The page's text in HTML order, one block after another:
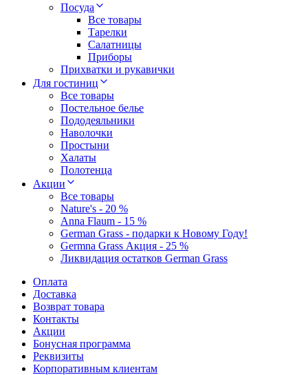
Посуда
Все товары
Тарелки
Салатницы
Приборы
Прихватки и рукавички
Для гостиниц
Все товары
Постельное белье
Пододеяльники
Наволочки
Простыни
Халаты
Полотенца
Акции
Все товары
Nature's - 20 %
Anna Flaum - 15 %
German Grass - подарки к Новому Году!
Germna Grass Акция - 25 %
Ликвидация остатков German Grass
Оплата
Доставка
Возврат товара
Контакты
Акции
Бонусная программа
Реквизиты
Корпоративным клиентам